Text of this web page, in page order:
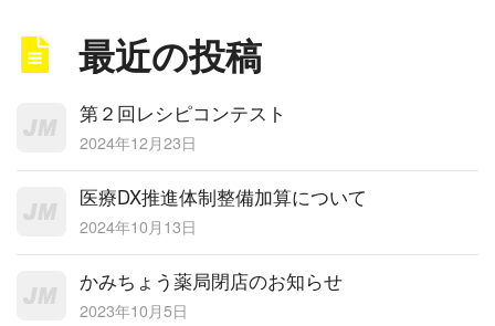
最近の投稿
第２回レシピコンテスト
2024年12月23日
医療DX推進体制整備加算について
2024年10月13日
かみちょう薬局閉店のお知らせ
2023年10月5日